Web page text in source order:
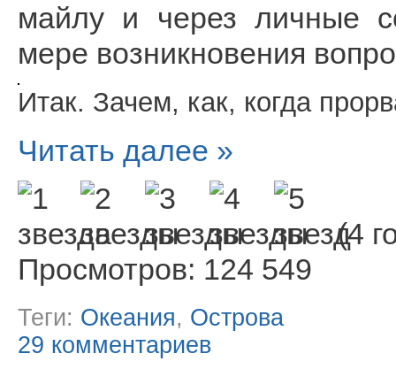
майлу и через личные
мере возникновения
Итак. Зачем, как, когда
Читать далее »
(4
Просмотров: 124 549
Теги: Океания, Острова
29 комментариев